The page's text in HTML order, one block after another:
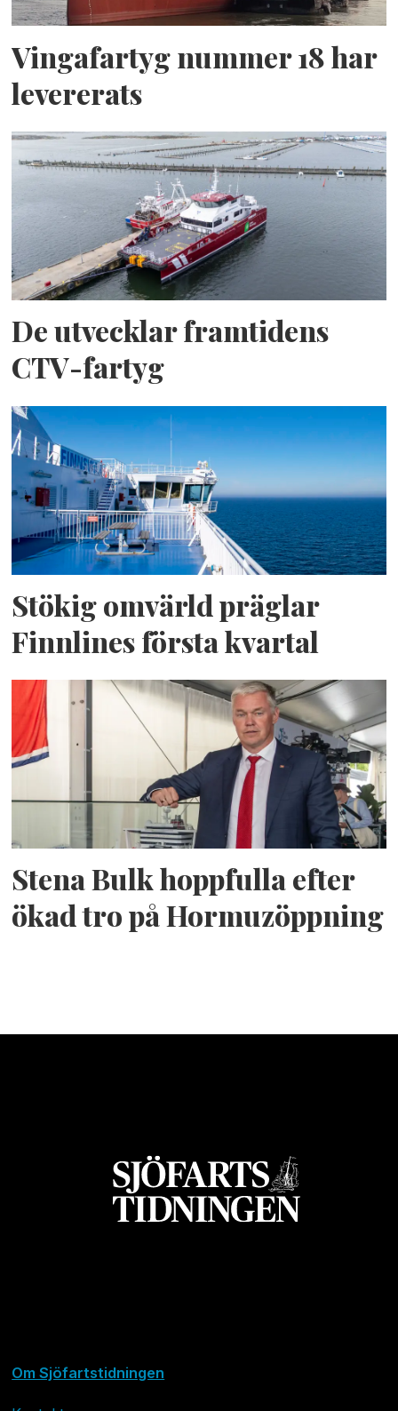
Vingafartyg nummer 18 har
levererats
De utvecklar framtidens
CTV-fartyg
Stökig omvärld präglar
Finnlines första kvartal
Stena Bulk hoppfulla efter
ökad tro på Hormuzöppning
Om Sjöfartstidningen